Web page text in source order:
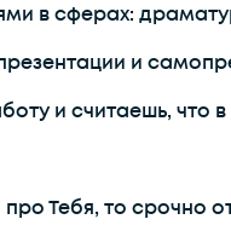
в сферах:
и
и считаешь, что
про Тебя, то срочно